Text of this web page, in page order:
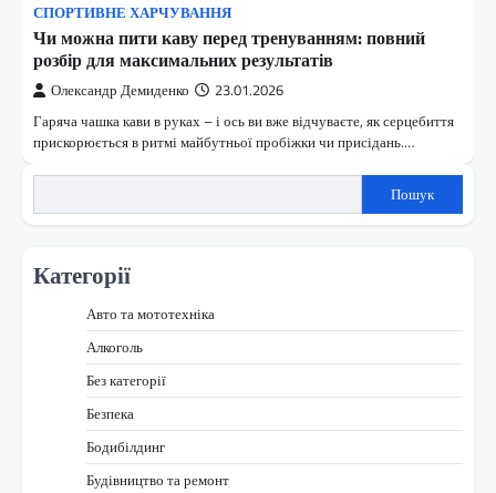
СПОРТИВНЕ ХАРЧУВАННЯ
Чи можна пити каву перед тренуванням: повний
розбір для максимальних результатів
Олександр Демиденко 23.01.2026
Гаряча чашка кави в руках – і ось ви вже відчуваєте, як серцебиття
прискорюється в ритмі майбутньої пробіжки чи присідань.…
Пошук
Категорії
Авто та мототехніка
Алкоголь
Без категорії
Безпека
Бодибілдинг
Будівництво та ремонт